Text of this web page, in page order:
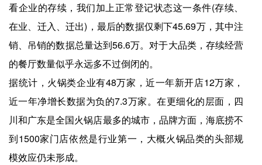
看企业的存续，我们加上正常登记状态这一条件(存续、
在业、迁入、迁出)，最后的数据仅剩下45.69万，其中注
销、吊销的数据总量达到56.6万。对于大品类，存续经营
的餐厅数量似乎永远多不过倒闭的。
据统计，火锅类企业有48万家，近一年新开店12万家，
近一年净增长数据为负的7.3万家。在更细化的层面，四
川和广东是全国火锅店最多的城市，品牌方面，海底捞不
到1500家门店依然是行业第一，大概火锅品类的头部规
模效应仍未形成。